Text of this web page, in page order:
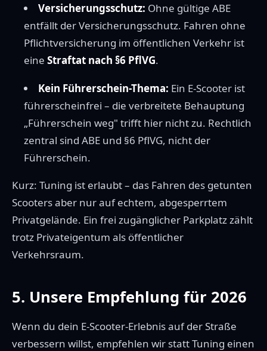
Versicherungsschutz: Ohne gültige ABE
entfällt der Versicherungsschutz. Fahren ohne
Pflichtversicherung im öffentlichen Verkehr ist
eine Straftat nach §6 PflVG.
Kein Führerschein-Thema: Ein E-Scooter ist
führerscheinfrei – die verbreitete Behauptung
„Führerschein weg" trifft hier nicht zu. Rechtlich
zentral sind ABE und §6 PflVG, nicht der
Führerschein.
Kurz: Tuning ist erlaubt – das Fahren des getunten
Scooters aber nur auf echtem, abgesperrtem
Privatgelände. Ein frei zugänglicher Parkplatz zählt
trotz Privateigentum als öffentlicher
Verkehrsraum.
5. Unsere Empfehlung für 2026
Wenn du dein E-Scooter-Erlebnis auf der Straße
verbessern willst, empfehlen wir statt Tuning einen